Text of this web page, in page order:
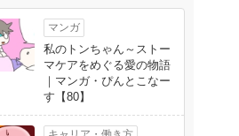
マンガ
私のトンちゃん～ストー
マケアをめぐる愛の物語
｜マンガ・ぴんとこなー
す【80】